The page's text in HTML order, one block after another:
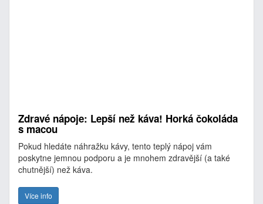
Zdravé nápoje: Lepší než káva! Horká čokoláda
s macou
Pokud hledáte náhražku kávy, tento teplý nápoj vám
poskytne jemnou podporu a je mnohem zdravější (a také
chutnější) než káva.
Více info